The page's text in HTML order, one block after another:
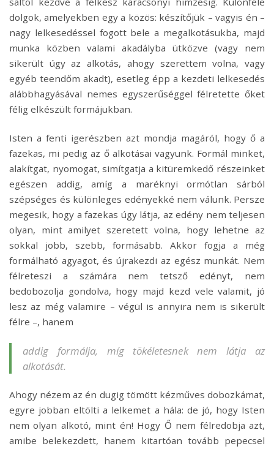
dolgok, amelyekben egy a közös: készítőjük – vagyis én –
nagy lelkesedéssel fogott bele a megalkotásukba, majd
munka közben valami akadályba ütközve (vagy nem
sikerült úgy az alkotás, ahogy szerettem volna, vagy
egyéb teendőm akadt), esetleg épp a kezdeti lelkesedés
alábbhagyásával nemes egyszerűséggel félretette őket
félig elkészült formájukban.
Isten a fenti igerészben azt mondja magáról, hogy ő a
fazekas, mi pedig az ő alkotásai vagyunk. Formál minket,
alakítgat, nyomogat, simítgatja a kitüremkedő részeinket
egészen addig, amíg a maréknyi ormótlan sárból
szépséges és különleges edényekké nem válunk. Persze
megesik, hogy a fazekas úgy látja, az edény nem teljesen
olyan, mint amilyet szeretett volna, hogy lehetne az
sokkal jobb, szebb, formásabb. Akkor fogja a még
formálható agyagot, és újrakezdi az egész munkát. Nem
félreteszi a számára nem tetsző edényt, nem
bedobozolja gondolva, hogy majd kezd vele valamit, jó
lesz az még valamire – végül is annyira nem is sikerült
félre –, hanem
addig formálja, míg tökéletesnek nem látja az
alkotását.
Ahogy nézem az én dugig tömött kézműves dobozkámat,
egyre jobban eltölti a lelkemet a hála: de jó, hogy Isten
nem olyan alkotó, mint én! Hogy Ő nem félredobja azt,
amibe belekezdett, hanem kitartóan tovább pepecsel